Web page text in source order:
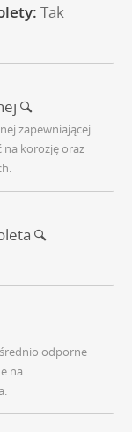
Tak
zapewniającej
na korozję oraz
odporne
na